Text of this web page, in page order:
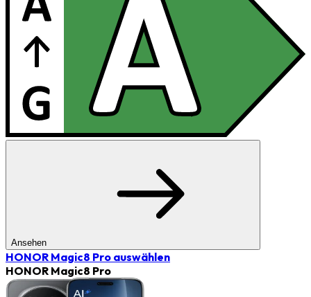
Ansehen
HONOR Magic8 Pro auswählen
HONOR Magic8 Pro